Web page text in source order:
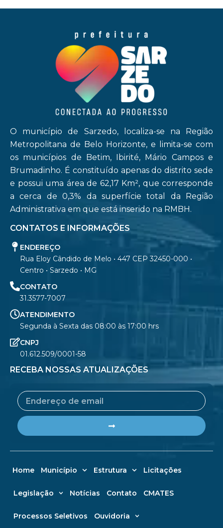
O município de Sarzedo, localiza-se na Região
Metropolitana de Belo Horizonte, e limita-se com
os municípios de Betim, Ibirité, Mário Campos e
Brumadinho. É constituído apenas do distrito sede
e possui uma área de 62,17 Km², que corresponde
a cerca de 0,3% da superfície total da Região
Administrativa em que está inserido na RMBH.
CONTATOS E INFORMAÇÕES
ENDEREÇO
Rua Eloy Cândido de Melo • 447 CEP 32450-000 •
Centro • Sarzedo • MG
CONTATO
31.3577-7007
ATENDIMENTO
Segunda à Sexta das 08:00 às 17:00 hrs
CNPJ
01.612.509/0001-58
RECEBA NOSSAS ATUALIZAÇÕES
Email
Home Município Estrutura Licitações
Legislação Notícias Contato CMATES
Processos Seletivos Ouvidoria